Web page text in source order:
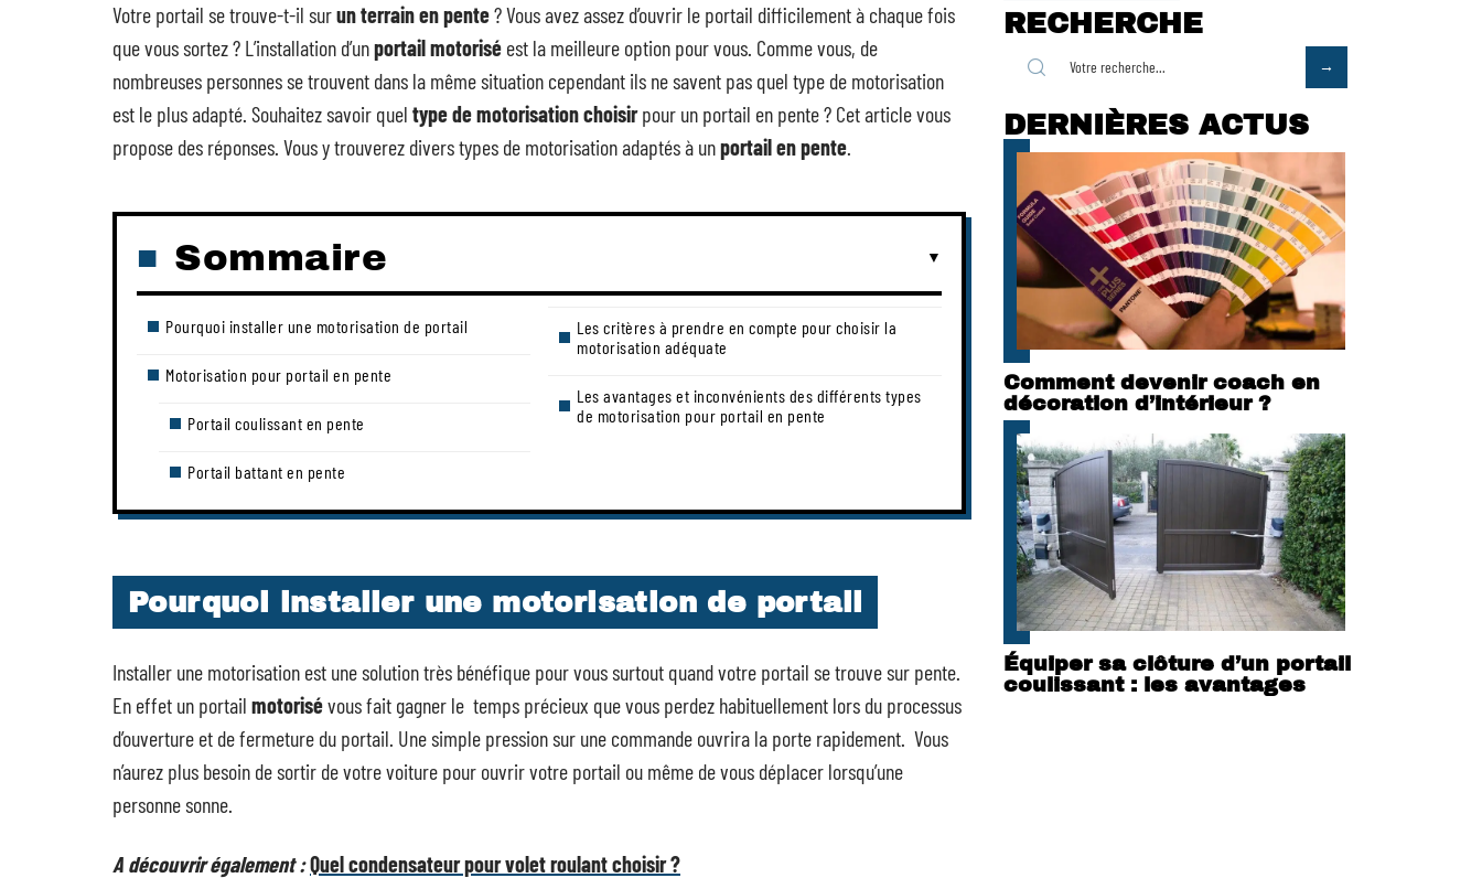
Votre portail se trouve-t-il surun terrain en pente? Vous avez assez d’ouvrir le portail difficilement à chaque fois
que vous sortez ? L’installation d’unportail motorisé est la meilleure option pour vous. Comme vous, de
nombreuses personnes se trouvent dans la même situation cependant ils ne savent pas quel type de motorisation
est le plus adapté. Souhaitez savoir quel type de motorisation choisirpour un portail en pente ? Cet article vous
propose des réponses. Vous y trouverez divers types de motorisation adaptés à unportail en pente.
Sommaire
Pourquoi installer une motorisation de portail
Motorisation pour portail en pente
Portail coulissant en pente
Portail battant en pente
Les critères à prendre en compte pour choisir la
motorisation adéquate
Les avantages et inconvénients des différents types
de motorisation pour portail en pente
Pourquoi installer une motorisation de portail
Installer une motorisation est une solution très bénéfique pour vous surtout quand votre portail se trouve sur pente.
En effet un portail motorisévous fait gagner le temps précieux que vous perdez habituellement lors du processus
d’ouverture et de fermeture du portail. Une simple pression sur une commande ouvrira la porte rapidement. Vous
n’aurez plus besoin de sortir de votre voiture pour ouvrir votre portail ou même de vous déplacer lorsqu’une
personne sonne.
A découvrir également :Quel condensateur pour volet roulant choisir ?
RECHERCHE
DERNIÈRES ACTUS
Comment devenir coach en
décoration d’intérieur ?
Équiper sa clôture d’un portail
coulissant : les avantages